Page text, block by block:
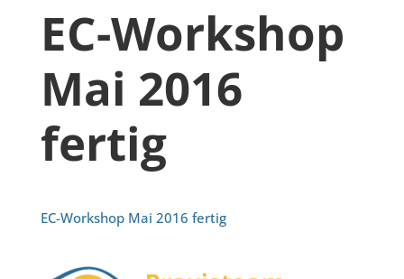
EC-Workshop
Mai 2016
fertig
EC-Workshop Mai 2016 fertig